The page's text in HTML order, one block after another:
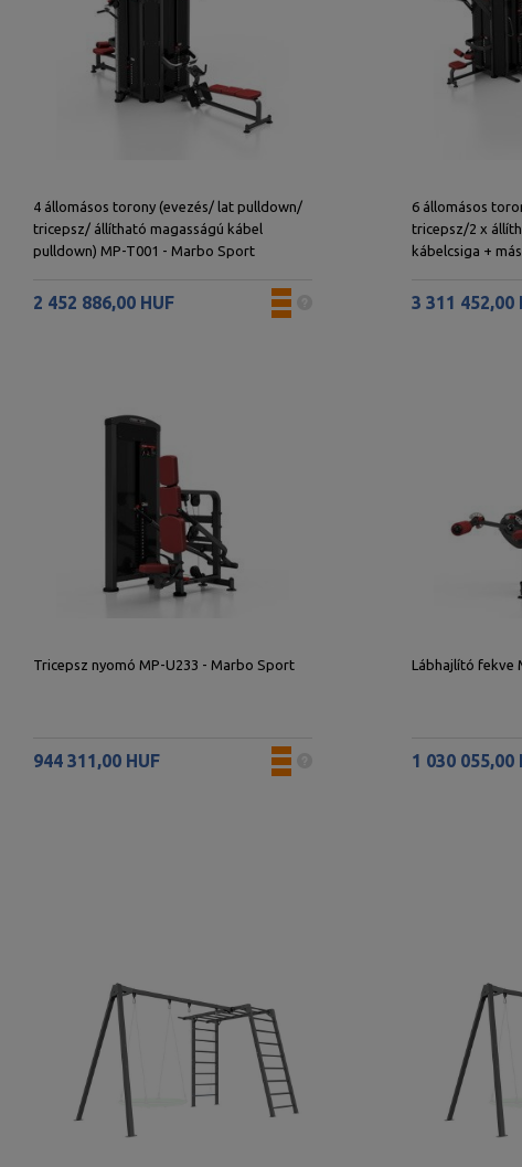
4 állomásos torony (evezés/ lat pulldown/
tricepsz/ állítható magasságú kábel
pulldown) MP-T001 - Marbo Sport
2 452 886,00 HUF
6 állomásos
tricepsz/2 x
kábelcsiga +
3 311 452,00
Tricepsz nyomó MP-U233 - Marbo Sport
944 311,00 HUF
Lábhajlító fekve
1 030 055,00